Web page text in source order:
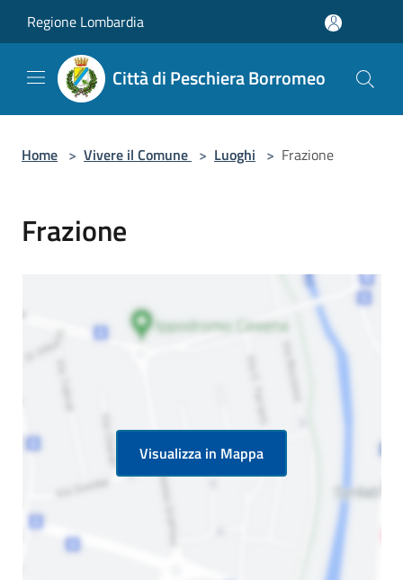
Regione Lombardia
Città di Peschiera Borromeo
Home > Vivere il Comune > Luoghi > Frazione
Frazione
Visualizza in Mappa